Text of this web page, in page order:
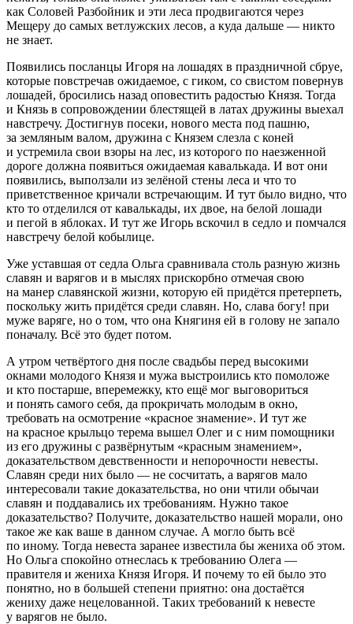
как Соловей Разбойник и эти леса продвигаются через
Мещеру до самых ветлужских лесов, а куда дальше — никто
не знает.
Появились посланцы Игоря на лошадях в праздничной сбруе,
которые повстречав ожидаемое, с гиком, со свистом повернув
лошадей, бросились назад оповестить радостью Князя. Тогда
и Князь в сопровождении блестящей в латах дружины выехал
навстречу. Достигнув посеки, нового места под пашню,
за земляным валом, дружина с Князем слезла с коней
и устремила свои взоры на лес, из которого по наезженной
дороге должна появиться ожидаемая кавалькада. И вот они
появились, выползали из зелёной стены леса и что то
приветственное кричали встречающим. И тут было видно, что
кто то отделился от кавалькады, их двое, на белой лошади
и пегой в яблоках. И тут же Игорь вскочил в седло и помчался
навстречу белой кобылице.
Уже уставшая от седла Ольга сравнивала столь разную жизнь
славян и варягов и в мыслях прискорбно отмечая свою
на манер славянской жизни, которую ей придётся претерпеть,
поскольку жить придётся среди славян. Но, слава богу! при
муже варяге, но о том, что она Княгиня ей в голову не запало
поначалу. Всё это будет потом.
А утром четвёртого дня после свадьбы перед высокими
окнами молодого Князя и мужа выстроились кто помоложе
и кто постарше, вперемежку, кто ещё мог выговориться
и понять самого себя, да прокричать молодым в окно,
требовать на осмотрение «красное знамение». И тут же
на красное крыльцо терема вышел Олег и с ним помощники
из его дружины с развёрнутым «красным знамением»,
доказательством девственности и непорочности невесты.
Славян среди них было — не сосчитать, а варягов мало
интересовали такие доказательства, но они чтили обычаи
славян и поддавались их требованиям. Нужно такое
доказательство? Получите, доказательство нашей морали, оно
такое же как ваше в данном случае. А могло быть всё
по иному. Тогда невеста заранее известила бы жениха об этом.
Но Ольга спокойно отнеслась к требованию Олега —
правителя и жениха Князя Игоря. И почему то ей было это
понятно, но в большей степени приятно: она достаётся
жениху даже нецелованной. Таких требований к невесте
у варягов не было.